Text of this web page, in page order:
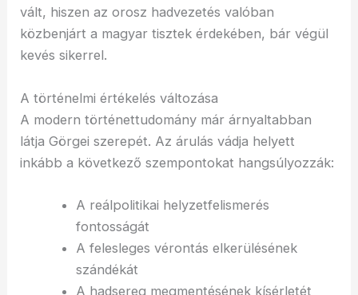
vált, hiszen az orosz hadvezetés valóban
közbenjárt a magyar tisztek érdekében, bár végül
kevés sikerrel.
A történelmi értékelés változása
A modern történettudomány már árnyaltabban
látja Görgei szerepét. Az árulás vádja helyett
inkább a következő szempontokat hangsúlyozzák:
A reálpolitikai helyzetfelismerés
fontosságát
A felesleges vérontás elkerülésének
szándékát
A hadsereg megmentésének kísérletét